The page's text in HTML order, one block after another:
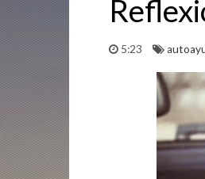
5:23